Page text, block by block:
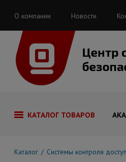
О компании Новости
КАТАЛОГ ТОВАРОВ
Каталог Системы контроля